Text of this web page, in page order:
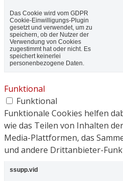
Das Cookie wird vom GDPR
Cookie-Einwilligungs-Plugin
gesetzt und verwendet, um zu
speichern, ob der Nutzer der
Verwendung von Cookies
zugestimmt hat oder nicht. Es
speichert keinerlei
personenbezogene Daten.
Funktional
Funktional
Funktionale Cookies helfen
wie das Teilen von Inhalten
Media-Plattformen, das
und andere Drittanbieter-
ssupp.vid